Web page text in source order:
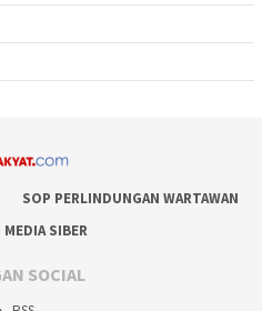
SOP PERLINDUNGAN WARTAWAN
MEDIA SIBER
SOCIAL